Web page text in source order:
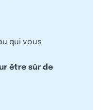
qui vous
être sûr de